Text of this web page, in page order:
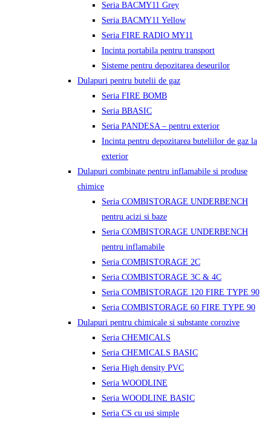
Seria BACMY11 Grey
Seria BACMY11 Yellow
Seria FIRE RADIO MY11
Incinta portabila pentru transport
Sisteme pentru depozitarea deseurilor
Dulapuri pentru butelii de gaz
Seria FIRE BOMB
Seria BBASIC
Seria PANDESA – pentru exterior
Incinta pentru depozitarea buteliilor de gaz la
exterior
Dulapuri combinate pentru inflamabile si produse
chimice
Seria COMBISTORAGE UNDERBENCH
pentru acizi si baze
Seria COMBISTORAGE UNDERBENCH
pentru inflamabile
Seria COMBISTORAGE 2C
Seria COMBISTORAGE 3C & 4C
Seria COMBISTORAGE 120 FIRE TYPE 90
Seria COMBISTORAGE 60 FIRE TYPE 90
Dulapuri pentru chimicale si substante corozive
Seria CHEMICALS
Seria CHEMICALS BASIC
Seria High density PVC
Seria WOODLINE
Seria WOODLINE BASIC
Seria CS cu usi simple